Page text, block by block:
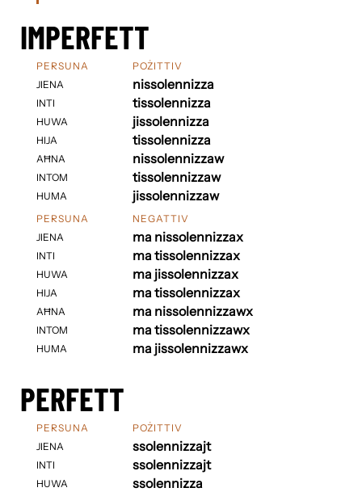
IMPERFETT
PERSUNA
JIENA
INTI
HUWA
HIJA
AĦNA
INTOM
HUMA
POŻITTIV
nissolennizza
tissolennizza
jissolennizza
tissolennizza
nissolennizzaw
tissolennizzaw
jissolennizzaw
PERSUNA
JIENA
INTI
HUWA
HIJA
AĦNA
INTOM
HUMA
NEGATTIV
ma nissolennizzax
ma tissolennizzax
ma jissolennizzax
ma tissolennizzax
ma nissolennizzawx
ma tissolennizzawx
ma jissolennizzawx
PERFETT
PERSUNA
JIENA
INTI
HUWA
POŻITTIV
ssolennizzajt
ssolennizzajt
ssolennizza